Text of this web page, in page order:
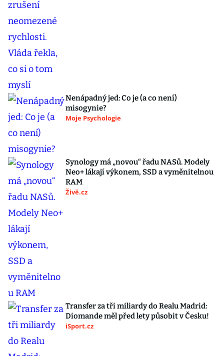
Nenápadný jed: Co je (a co není)
misogynie?
Moje Psychologie
Synology má „novou“ řadu NASů. Modely
Neo+ lákají výkonem, SSD a vyměnitelnou
RAM
Živě.cz
Transfer za tři miliardy do Realu Madrid:
Diomande měl před lety působit v Česku!
iSport.cz